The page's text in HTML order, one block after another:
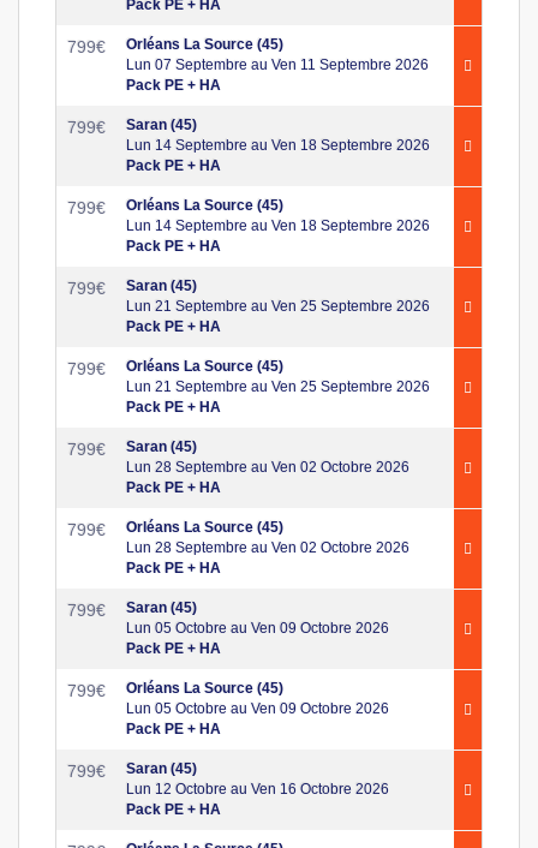
Pack PE + HA
799€
Orléans La Source (45)
Lun 07 Septembre au Ven 11 Septembre 2026
Pack PE + HA
799€
Saran (45)
Lun 14 Septembre au Ven 18 Septembre 2026
Pack PE + HA
799€
Orléans La Source (45)
Lun 14 Septembre au Ven 18 Septembre 2026
Pack PE + HA
799€
Saran (45)
Lun 21 Septembre au Ven 25 Septembre 2026
Pack PE + HA
799€
Orléans La Source (45)
Lun 21 Septembre au Ven 25 Septembre 2026
Pack PE + HA
799€
Saran (45)
Lun 28 Septembre au Ven 02 Octobre 2026
Pack PE + HA
799€
Orléans La Source (45)
Lun 28 Septembre au Ven 02 Octobre 2026
Pack PE + HA
799€
Saran (45)
Lun 05 Octobre au Ven 09 Octobre 2026
Pack PE + HA
799€
Orléans La Source (45)
Lun 05 Octobre au Ven 09 Octobre 2026
Pack PE + HA
799€
Saran (45)
Lun 12 Octobre au Ven 16 Octobre 2026
Pack PE + HA